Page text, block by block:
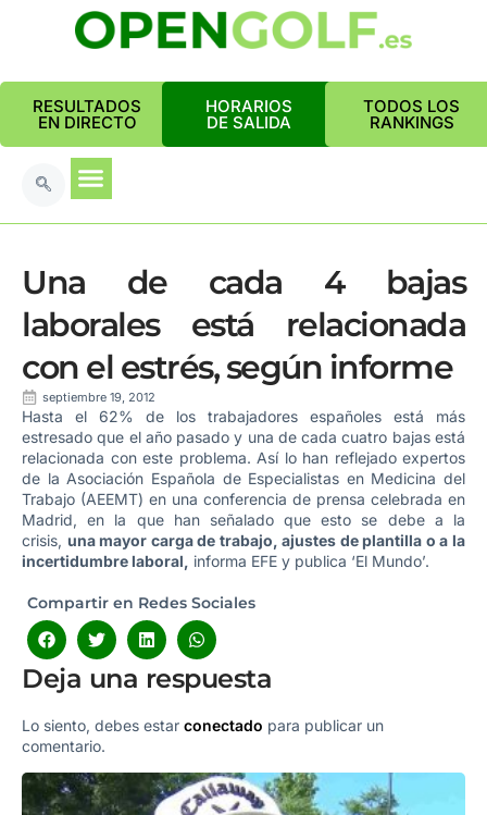
RESULTADOS
EN DIRECTO
HORARIOS
DE SALIDA
TODOS LOS
RANKINGS
Una de cada 4 bajas
laborales está relacionada
con el estrés, según informe
septiembre 19, 2012
Hasta el 62% de los trabajadores españoles está más
estresado que el año pasado y una de cada cuatro bajas está
relacionada con este problema. Así lo han reflejado expertos
de la Asociación Española de Especialistas en Medicina del
Trabajo (AEEMT) en una conferencia de prensa celebrada en
Madrid, en la que han señalado que esto se debe a la
crisis, una mayor carga de trabajo, ajustes de plantilla o a la
incertidumbre laboral, informa EFE y publica ‘El Mundo’.
Compartir en Redes Sociales
Deja una respuesta
Lo siento, debes estar conectado para publicar un
comentario.